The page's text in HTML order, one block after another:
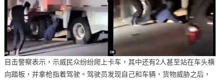
目击警察表示，示威民众纷纷爬上卡车，其中还有2人甚至站在车头横
向踏板，并拿枪指着驾驶。驾驶员发现自己和车辆，货物威胁之后，